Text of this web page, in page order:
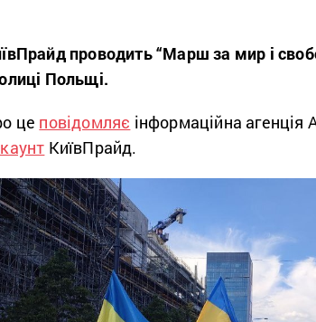
проводить “Марш за мир і
Польщі.
це повідомляє інформаційна агенція
КиївПрайд.